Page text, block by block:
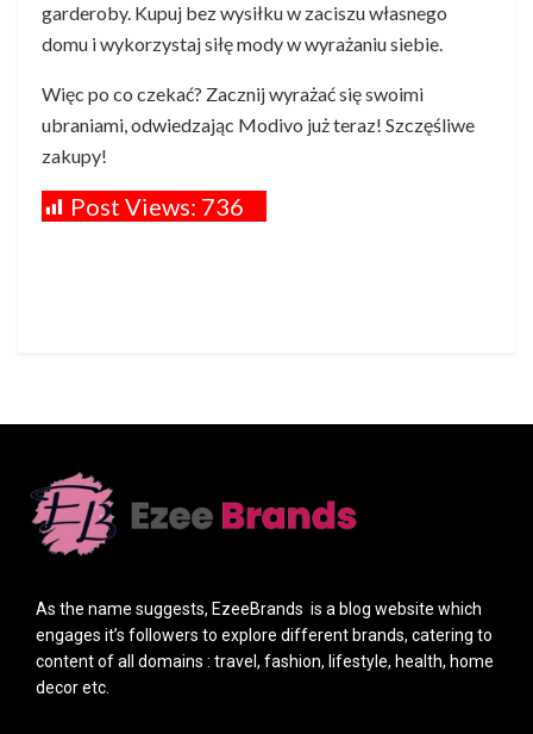
garderoby. Kupuj bez wysiłku w zaciszu własnego
domu i wykorzystaj siłę mody w wyrażaniu siebie.
Więc po co czekać? Zacznij wyrażać się swoimi
ubraniami, odwiedzając Modivo już teraz! Szczęśliwe
zakupy!
Post Views: 736
As the name suggests, EzeeBrands is a blog website which
engages it’s followers to explore different brands, catering to
content of all domains : travel, fashion, lifestyle, health, home
decor etc.